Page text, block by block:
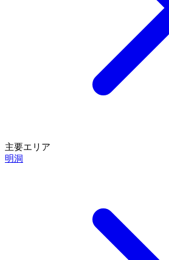
主要エリア
明洞